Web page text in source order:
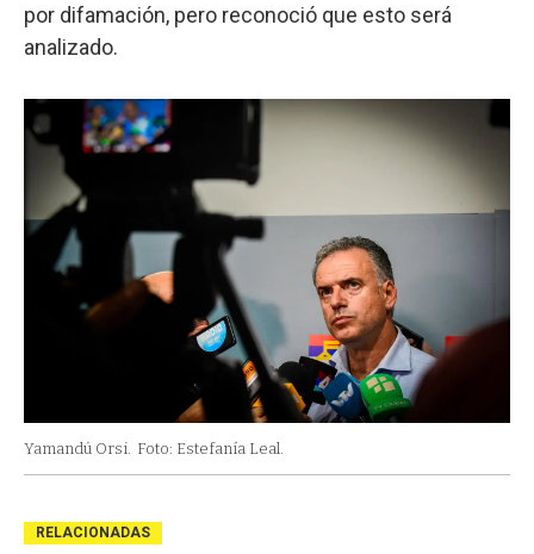
por difamación, pero reconoció que esto será
analizado.
Yamandú Orsi. Foto: Estefanía Leal.
RELACIONADAS